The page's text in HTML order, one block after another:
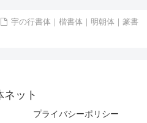
宇の行書体｜楷書体｜明朝体｜篆書
ネット
プライバシーポリシー